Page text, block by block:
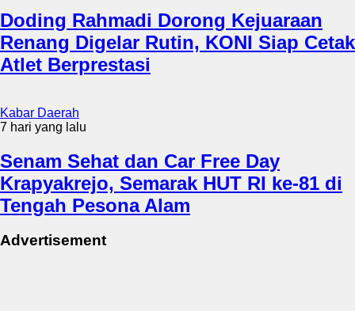
Doding Rahmadi Dorong Kejuaraan
Renang Digelar Rutin, KONI Siap Cetak
Atlet Berprestasi
Kabar Daerah
7 hari yang lalu
Senam Sehat dan Car Free Day
Krapyakrejo, Semarak HUT RI ke-81 di
Tengah Pesona Alam
Advertisement